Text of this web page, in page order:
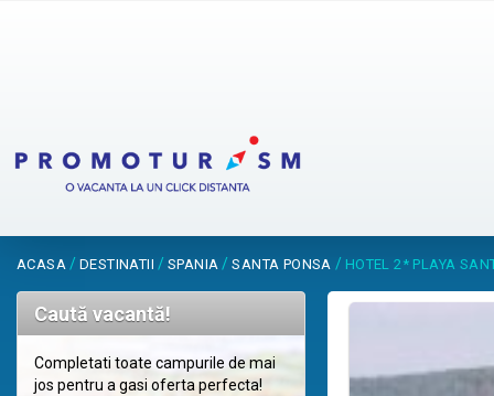
ACASA / DESTINATII / SPANIA /SANTA PONSA / HOTEL 2* PLAYA
Caută vacantă!
Completati toate campurile de mai
jos pentru a gasi oferta perfecta!